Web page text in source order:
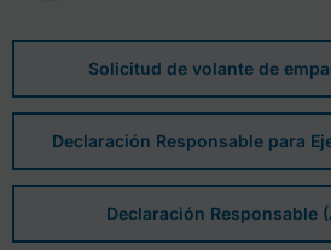
Solicitud de volante de
Declaración Responsable para
Declaración Responsable